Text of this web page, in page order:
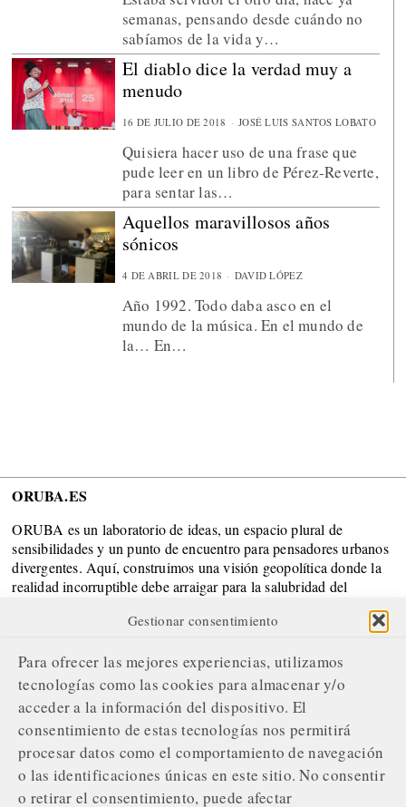
Gestionar consentimiento
Para ofrecer las mejores experiencias, utilizamos
tecnologías como las cookies para almacenar y/o
acceder a la información del dispositivo. El
consentimiento de estas tecnologías nos permitirá
procesar datos como el comportamiento de navegación
o las identificaciones únicas en este sitio. No consentir
o retirar el consentimiento, puede afectar
semanas, pensando desde cuándo no
sabíamos de la vida y…
El diablo dice la verdad muy a
menudo
16 DE JULIO DE 2018 JOSÉ LUIS SANTOS LOBATO
Quisiera hacer uso de una frase que
pude leer en un libro de Pérez-Reverte,
para sentar las…
Aquellos maravillosos años
sónicos
4 DE ABRIL DE 2018 DAVID LÓPEZ
Año 1992. Todo daba asco en el
mundo de la música. En el mundo de
la… En…
ORUBA.ES
ORUBA es un laboratorio de ideas, un espacio plural de
sensibilidades y un punto de encuentro para pensadores urbanos
divergentes. Aquí, construimos una visión geopolítica donde la
realidad incorruptible debe arraigar para la salubridad del
¿Quiénes somos?
Nuestro compromiso editorial
Servicios de gestión publicitaria
Contacta con nosotros